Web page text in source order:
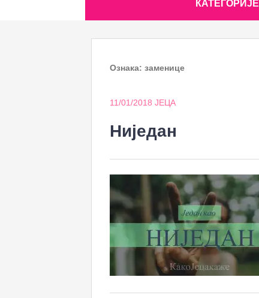
КАТЕГОРИЈЕ
Ознака: заменице
11/01/2018 ЈЕЦА
Ниједан